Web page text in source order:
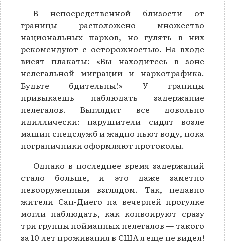
В непосредственной близости от
границы расположено множество
национальных парков, но гулять в них
рекомендуют с осторожностью. На входе
висят плакаты: «Вы находитесь в зоне
нелегальной миграции и наркотрафика.
Будьте бдительны!» У границы
привыкаешь наблюдать задержание
нелегалов. Выглядит все довольно
идиллически: нарушители сидят возле
машин спецслужб и жадно пьют воду, пока
пограничники оформляют протоколы.
Однако в последнее время задержаний
стало больше, и это даже заметно
невооруженным взглядом. Так, недавно
жители Сан-Диего на вечерней прогулке
могли наблюдать, как конвоируют сразу
три группы пойманных нелегалов — такого
за 10 лет проживания в США я еще не видел!